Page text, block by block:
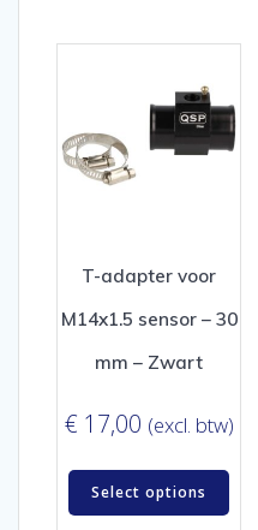
T-adapter voor
M14x1.5 sensor – 30
mm – Zwart
€ 17,00 (excl. btw)
Select options